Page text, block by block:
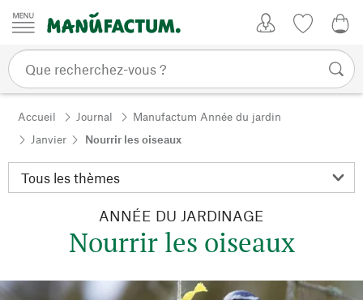
Passer au contenu
Accueil Journal
Manufactum Année du jardin
Janvier
Nourrir les oiseaux
ANNÉE DU JARDINAGE
Nourrir les oiseaux